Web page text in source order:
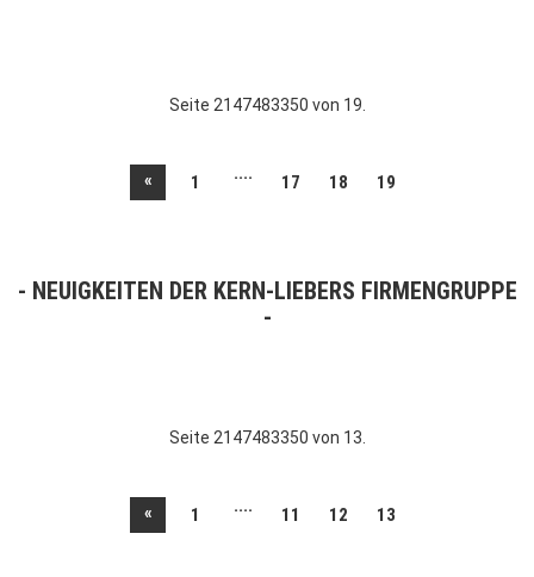
Seite 2147483350 von 19.
« 1 .... 17 18 19
NEUIGKEITEN DER KERN-LIEBERS FIRMENGRUPPE
Seite 2147483350 von 13.
« 1 .... 11 12 13